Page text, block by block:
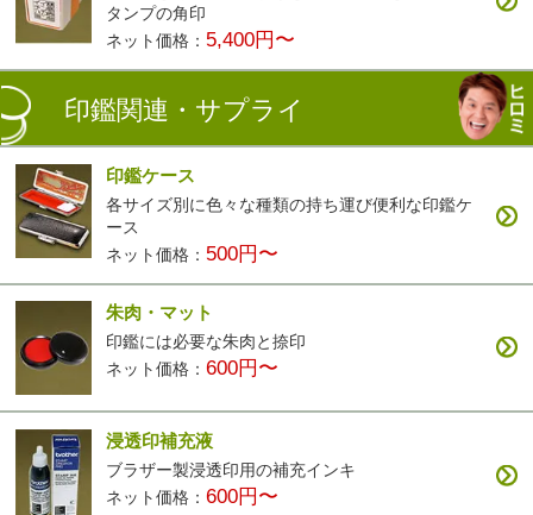
タンプの角印
ネット価格： 5,400円〜
印鑑関連・サプライ
印鑑ケース
各サイズ別に色々な種類の持ち運び便利な印鑑ケ
ース
ネット価格： 500円〜
朱肉・マット
印鑑には必要な朱肉と捺印
ネット価格：600円〜
浸透印補充液
ブラザー製浸透印用の補充インキ
ネット価格：600円〜